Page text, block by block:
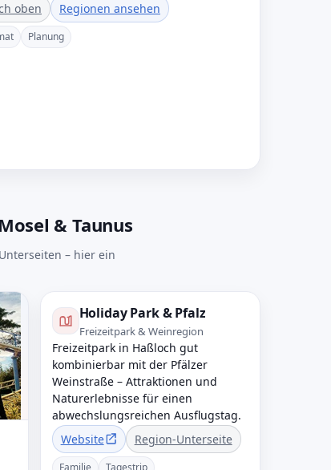
oben
Regionen ansehen
Planung
& Taunus
– hier ein
Holiday Park & Pfalz
Freizeitpark & Weinregion
Freizeitpark in Haßloch gut
kombinierbar mit der Pfälzer
Weinstraße – Attraktionen und
Naturerlebnisse für einen
abwechslungsreichen Ausflugstag.
Website
Region-Unterseite
Familie Tagestrip